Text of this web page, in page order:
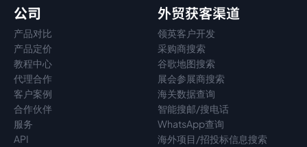
公司
产品对比
产品定价
教程中心
代理合作
客户案例
合作伙伴
服务
API
外贸获客渠道
领英客户开发
采购商搜索
谷歌地图搜索
展会参展商搜索
海关数据查询
智能搜邮/搜电话
WhatsApp查询
海外项目/招投标信息搜索